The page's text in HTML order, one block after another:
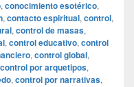
, conocimiento esotérico,
, contacto espiritual, control,
, control de masas,
, control educativo, control
, control global,
control por arquetipos,
, control por narrativas,